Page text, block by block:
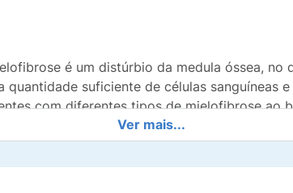
é um distúrbio da medula óssea,
quantidade suficiente de células sanguíneas
com diferentes tipos de mielofibrose ao
JAK2), aliviando assim os sintomas e
um distúrbio da medula óssea, em que a
aumento das células vermelhas no
Ver mais...